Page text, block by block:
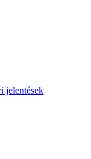
jelentések